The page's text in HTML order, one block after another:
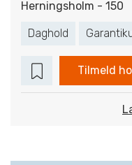
Herningsholm - 150
Daghold
Tilmeld